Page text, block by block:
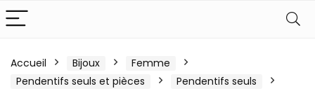
Accueil Bijoux
Femme
Pendentifs seuls et pièces
Pendentifs seuls